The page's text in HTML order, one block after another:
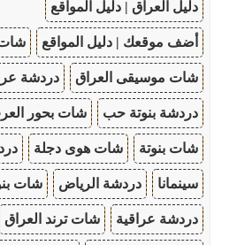
دليل العراق | دليل المواقع
أضف موقعك | دليل المواقع
شات موسيقى العراق دردشة
دردشة بنوتة حب شات بحور
شات بنوتة شات هوى دجلة
سينمانا دردشة الرياض شات
دردشة عراقية شات ترند العراق